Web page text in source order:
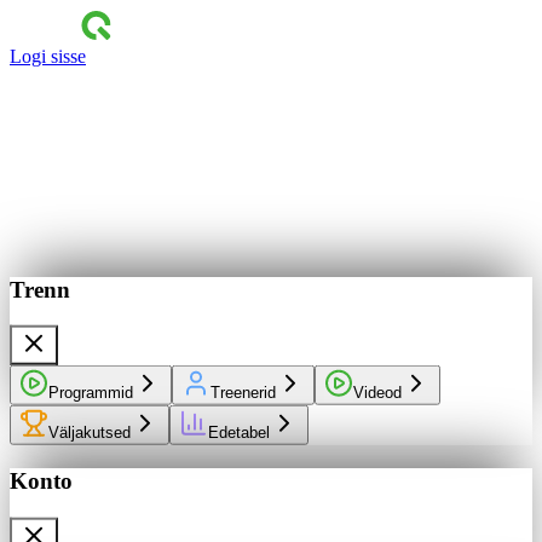
Logi sisse
Trenn
Programmid Treenerid Videod
Väljakutsed Edetabel
Konto